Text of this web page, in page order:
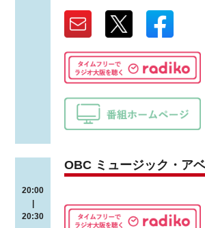
20:00
|
20:30
OBC ミュージック・ア